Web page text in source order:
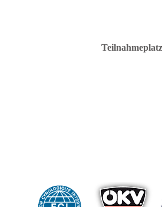
Teilnahmeplatz